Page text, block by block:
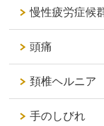
慢性疲労症候
頭痛
頚椎ヘルニア
手のしびれ